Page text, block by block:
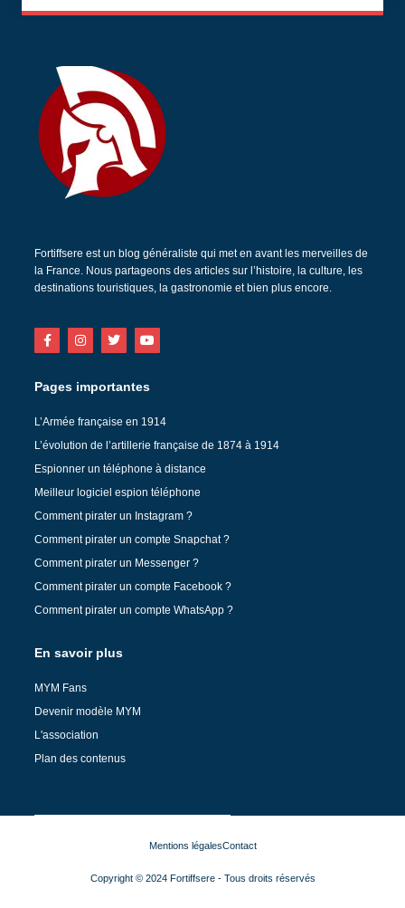
Fortiffsere est un blog généraliste qui met en avant les merveilles de
la France. Nous partageons des articles sur l’histoire, la culture, les
destinations touristiques, la gastronomie et bien plus encore.
Pages importantes
L’Armée française en 1914
L’évolution de l’artillerie française de 1874 à 1914
Espionner un téléphone à distance
Meilleur logiciel espion téléphone
Comment pirater un Instagram ?
Comment pirater un compte Snapchat ?
Comment pirater un Messenger ?
Comment pirater un compte Facebook ?
Comment pirater un compte WhatsApp ?
En savoir plus
MYM Fans
Devenir modèle MYM
L'association
Plan des contenus
Mentions légalesContact
Copyright © 2024 Fortiffsere - Tous droits réservés